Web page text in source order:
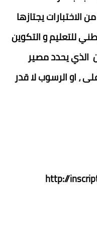
يجتازها
للتعليم و التكوين
الذي يحدد مصير
، او الرسوب لا قدر
http://